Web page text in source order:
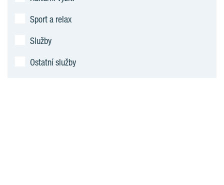
Sport a relax
Služby
Ostatní služby